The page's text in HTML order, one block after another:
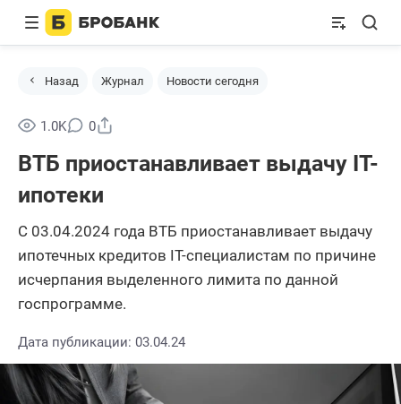
Назад Журнал Новости сегодня
1.0K 0
ВТБ приостанавливает выдачу IT-
ипотеки
С 03.04.2024 года ВТБ приостанавливает выдачу
ипотечных кредитов IT-специалистам по причине
исчерпания выделенного лимита по данной
госпрограмме.
Дата публикации: 03.04.24